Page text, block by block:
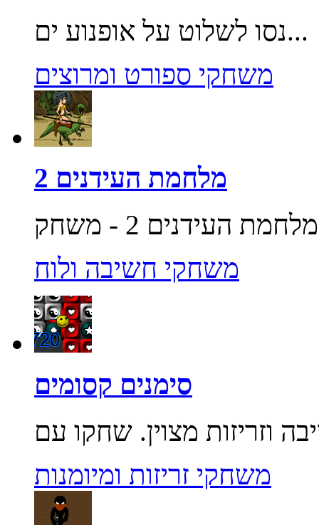
נסו לשלוט על אופנוע ים...
משחקי ספורט ומרוצים
מלחמת העידנים 2
משחקי חשיבה ולוח
סימנים קסומים
משחקי זריזות ומיומנות